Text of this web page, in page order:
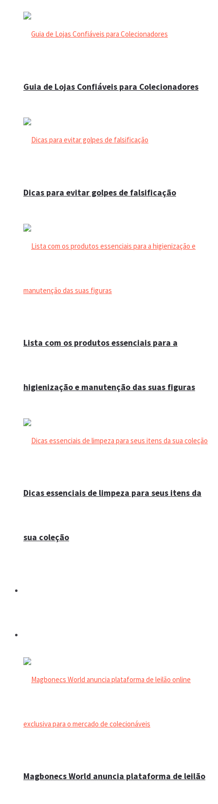
Guia de Lojas Confiáveis para Colecionadores
Dicas para evitar golpes de falsificação
Lista com os produtos essenciais para a
higienização e manutenção das suas figuras
Dicas essenciais de limpeza para seus itens da
sua coleção
Magbonecs World anuncia plataforma de leilão